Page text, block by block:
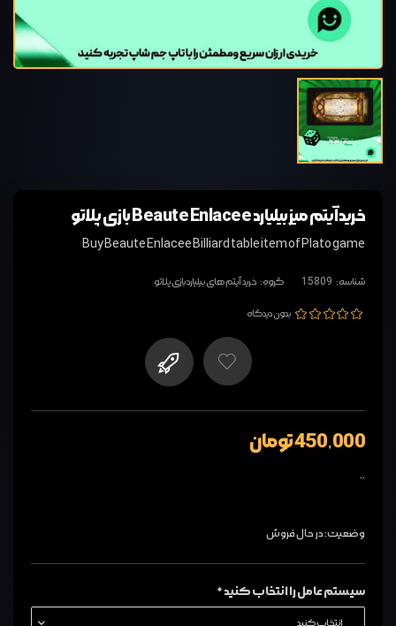
خرید آیتم میز بیلیارد Beaute Enlacee بازی پلاتو
Buy Beaute Enlacee Billiard table item of Plato game
شناسه: 15809 گروه: خرید آیتم های بیلیارد بازی پلاتو
بدون دیدگاه
450,000 تومان
..
وضعیت: در حال فروش
سیستم عامل را انتخاب کنید *